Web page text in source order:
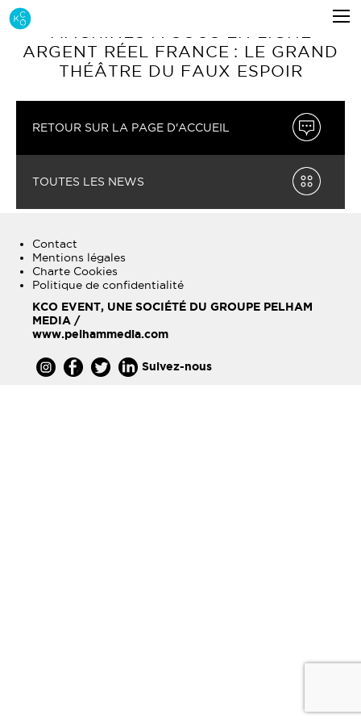
ARGENT RÉEL FRANCE : LE GRAND
THÉÂTRE DU FAUX ESPOIR
RETOUR SUR LA PAGE D'ACCUEIL
TOUTES LES NEWS
Contact
Mentions légales
Charte Cookies
Politique de confidentialité
KCO EVENT, UNE SOCIÉTÉ DU GROUPE PELHAM
MEDIA /
www.pelhammedia.com
Suivez-nous